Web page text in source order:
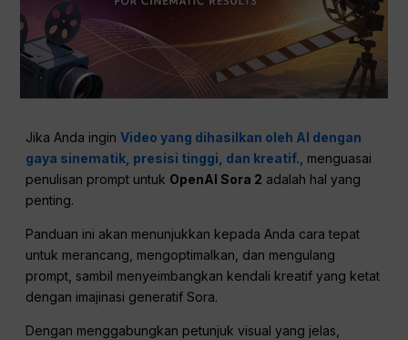
Jika Anda inginVideo yang dihasilkan oleh AI dengan
gaya sinematik, presisi tinggi, dan kreatif. , menguasai
penulisan prompt untuk OpenAI Sora 2 adalah hal yang
penting.
Panduan ini akan menunjukkan kepada Anda cara tepat
untuk merancang, mengoptimalkan, dan mengulang
prompt, sambil menyeimbangkan kendali kreatif yang ketat
dengan imajinasi generatif Sora.
Dengan menggabungkan petunjuk visual yang jelas,